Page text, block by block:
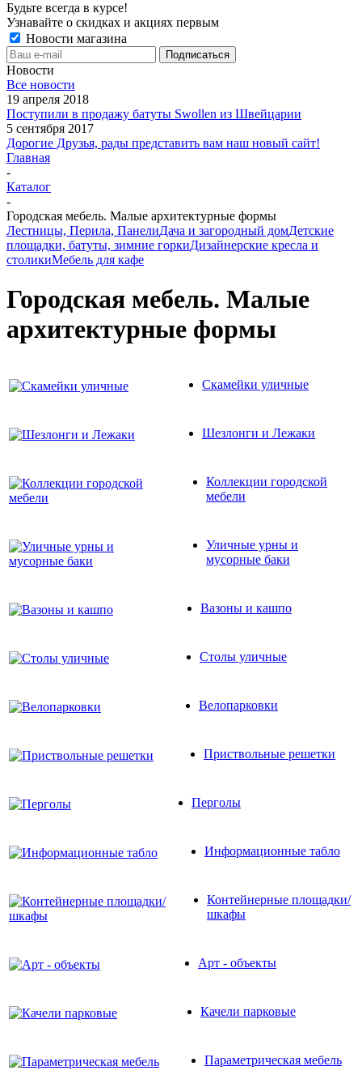
Будьте всегда в курсе!
Узнавайте о скидках и акциях первым
Новости магазина
Новости
Все новости
19 апреля 2018
Поступили в продажу батуты Swollen из Швейцарии
5 сентября 2017
Дорогие Друзья, рады представить вам наш новый сайт!
Главная
-
Каталог
-
Городская мебель. Малые архитектурные формы
Лестницы, Перила, ПанелиДача и загородный домДетские
площадки, батуты, зимние горкиДизайнерские кресла и
столикиМебель для кафе
Городская мебель. Малые
архитектурные формы
Скамейки уличные
Шезлонги и Лежаки
Коллекции городской
мебели
Уличные урны и
мусорные баки
Вазоны и кашпо
Столы уличные
Велопарковки
Приствольные решетки
Перголы
Информационные табло
Контейнерные площадки/
шкафы
Арт - объекты
Качели парковые
Параметрическая мебель